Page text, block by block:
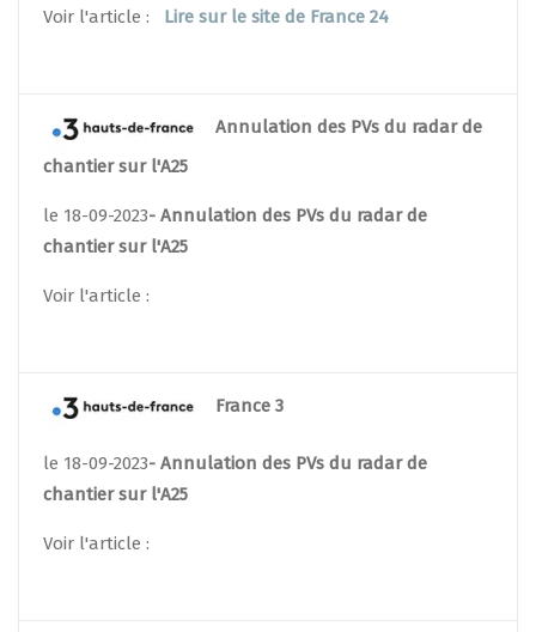
Voir l'article : Lire sur le site de France 24
Annulation des PVs du radar de
chantier sur l'A25
le 18-09-2023- Annulation des PVs du radar de
chantier sur l'A25
Voir l'article :
France 3
le 18-09-2023- Annulation des PVs du radar de
chantier sur l'A25
Voir l'article :